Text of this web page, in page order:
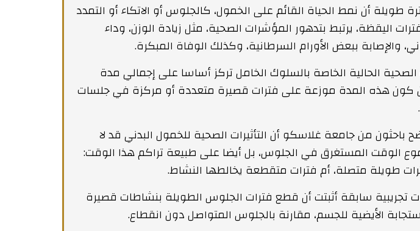
طويلة أن نمط الحياة القائم على الخمول، كالجلوس أو الاتكاء أو التمدد
اليقظة، يرتبط بتدهور المؤشرات الصحية، مثل زيادة الوزن، وداء
والإصابة ببعض الأورام السرطانية، وكذلك الوفاة المبكرة.
الحالية الخاصة بالسلوك الخامل تركز أساسا على إجمالي مدة
بين كون هذه المدة موزعة على فترات قصيرة متعددة أو مركزة في جلسات
باحثون من جامعة غلاسكو أن التأثيرات الصحية للخمول البدني قد لا
الوقت المستغرق في الجلوس، بل أيضا على طبيعة تراكم هذا الوقت:
طويلة متصلة، أم فترات متقطعة يخالطها النشاط.
تجريبية سابقة أثبتت أن قطع فترات الجلوس الطويلة بنشاطات قصيرة
الأيضية للجسم، مقارنة بالجلوس المتواصل دون انقطاع.